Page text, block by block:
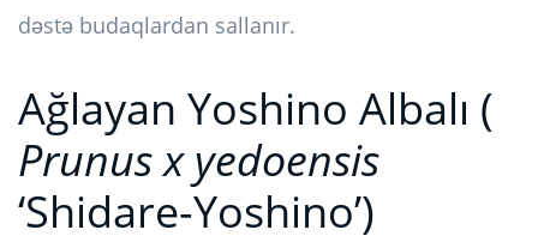
dəstə budaqlardan sallanır.
Ağlayan Yoshino Albalı (
Prunus x yedoensis
‘Shidare-Yoshino’)